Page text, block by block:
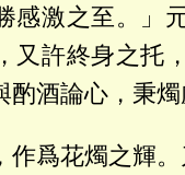
感激之至。」
又許終身之托
酌酒論心，秉
作爲花燭之輝